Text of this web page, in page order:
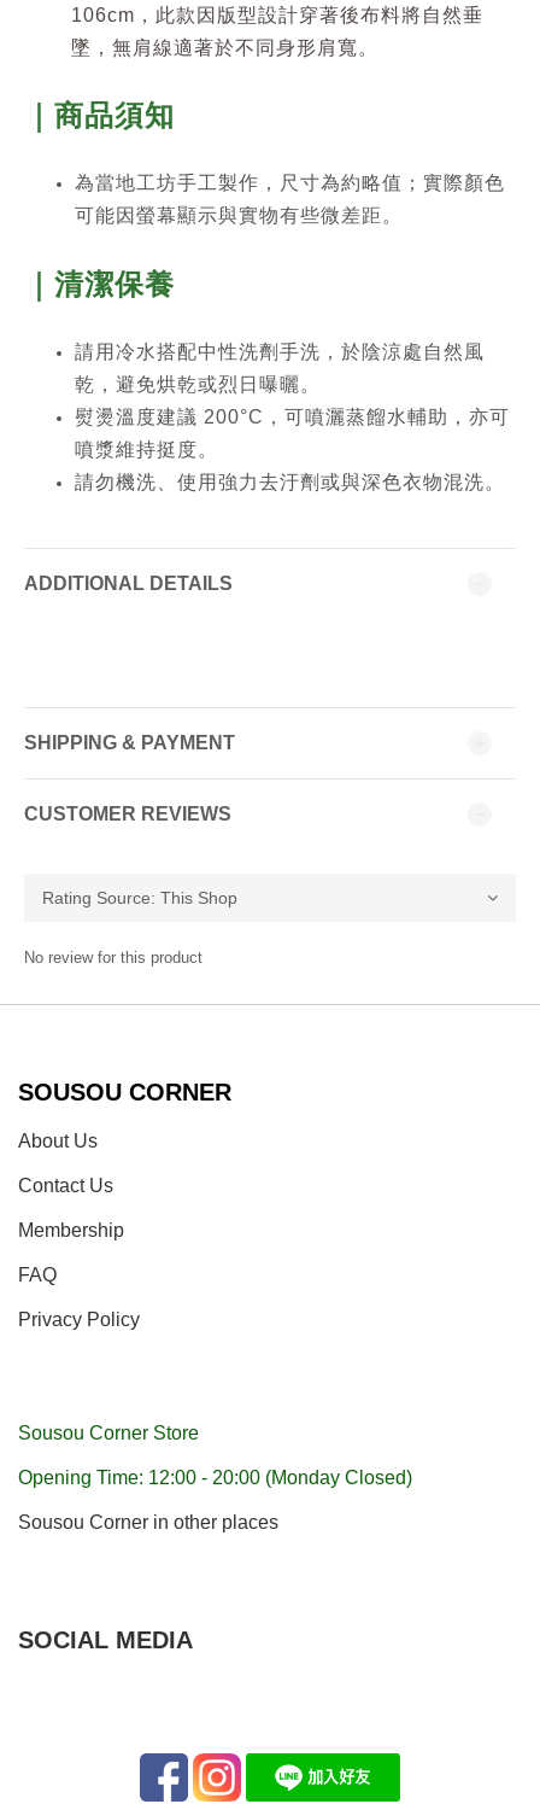
106cm，此款因版型設計穿著後布料將自然垂
墜，無肩線適著於不同身形肩寬。
｜商品須知
為當地工坊手工製作，尺寸為約略值；實際顏色
可能因螢幕顯示與實物有些微差距。
｜清潔保養
請用冷水搭配中性洗劑手洗，於陰涼處自然風
乾，避免烘乾或烈日曝曬。
熨燙溫度建議 200°C，可噴灑蒸餾水輔助，亦可
噴漿維持挺度。
請勿機洗、使用強力去汙劑或與深色衣物混洗。
ADDITIONAL DETAILS
SHIPPING & PAYMENT
CUSTOMER REVIEWS
No review for this product
SOUSOU CORNER
About Us
Contact Us
Membership
FAQ
Privacy Policy
Sousou Corner Store
Opening Time: 12:00 - 20:00 (Monday Closed)
Sousou Corner in other places
SOCIAL MEDIA